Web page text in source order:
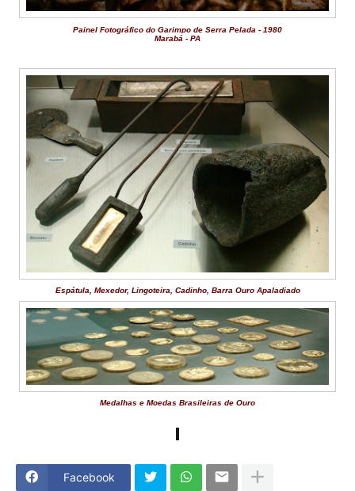
Painel Fotográfico do Garimpo de Serra Pelada - 1980
Marabá - PA
Espátula, Mexedor, Lingoteira, Cadinho, Barra Ouro Apaladiado
Medalhas e Moedas Brasileiras de Ouro
Facebook